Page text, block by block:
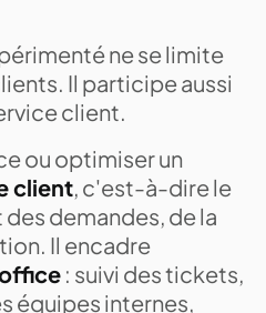
ne se limite
Il participe aussi
client.
ou optimiser un
client, c'est-à-dire le
demandes, de la
Il encadre
: suivi des tickets,
équipes internes,